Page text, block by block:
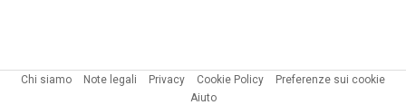
Chi siamo Note legali Privacy Cookie Policy
Preferenze sui cookie
Aiuto